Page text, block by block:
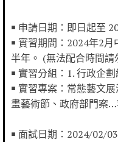
￭ 申請日期：即日起至
￭ 實習期間：2024年2
半年。 (無法配合時間請
￭ 實習分組：1. 行政企
￭ 實習專案：常態藝文
畫藝術節、政府部門案…
￭ 面試日期：2024/02/